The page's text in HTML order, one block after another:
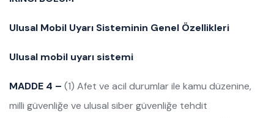
Ulusal Mobil Uyarı Sisteminin Genel Özellikleri
Ulusal mobil uyarı sistemi
MADDE 4 – (1) Afet ve acil durumlar ile kamu düzenine,
milli güvenliğe ve ulusal siber güvenliğe tehdit